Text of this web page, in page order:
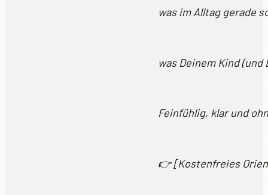
was im Alltag gerade
was Deinem Kind (und
Feinfühlig, klar und
👉 [Kostenfreies